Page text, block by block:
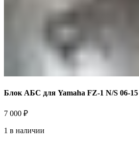
Блок АБС для Yamaha FZ-1 N/S 06-15
7 000 ₽
1 в наличии